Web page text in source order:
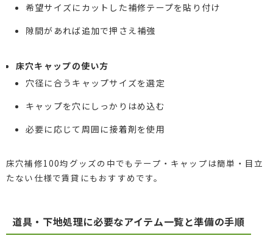
希望サイズにカットした補修テープを貼り付け
隙間があれば追加で押さえ補強
床穴キャップの使い方
穴径に合うキャップサイズを選定
キャップを穴にしっかりはめ込む
必要に応じて周囲に接着剤を使用
床穴補修100均グッズの中でもテープ・キャップは簡単・目立
たない仕様で賃貸にもおすすめです。
道具・下地処理に必要なアイテム一覧と準備の手順